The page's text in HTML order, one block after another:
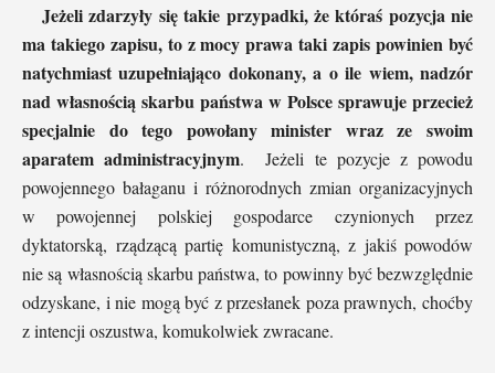
Jeżeli zdarzyły się takie przypadki, że któraś pozycja nie
ma takiego zapisu, to z mocy prawa taki zapis powinien być
natychmiast uzupełniająco dokonany, a o ile wiem, nadzór
nad własnością skarbu państwa w Polsce sprawuje przecież
specjalnie do tego powołany minister wraz ze swoim
aparatem administracyjnym. Jeżeli te pozycje z powodu
powojennego bałaganu i różnorodnych zmian organizacyjnych
w powojennej polskiej gospodarce czynionych przez
dyktatorską, rządzącą partię komunistyczną, z jakiś powodów
nie są własnością skarbu państwa, to powinny być bezwzględnie
odzyskane, i nie mogą być z przesłanek poza prawnych, choćby
z intencji oszustwa, komukolwiek zwracane.